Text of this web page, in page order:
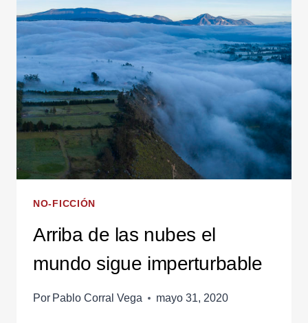
ALAS
NO-FICCIÓN
Arriba de las nubes el
mundo sigue imperturbable
Por Pablo Corral Vega mayo 31, 2020